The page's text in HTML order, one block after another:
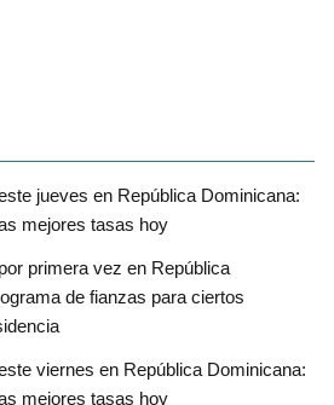
jueves en República Dominicana:
mejores tasas hoy
primera vez en República
de fianzas para ciertos
viernes en República Dominicana:
mejores tasas hoy